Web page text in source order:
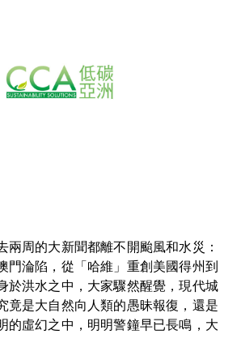
兩周的大新聞都離不開颱風和水災：
門淪陷，從「哈維」重創美國得州到
於洪水之中，大家驟然醒覺，現代城
竟是大自然向人類的愚昧報復，還是
的虛幻之中，明明警鐘早已長鳴，大